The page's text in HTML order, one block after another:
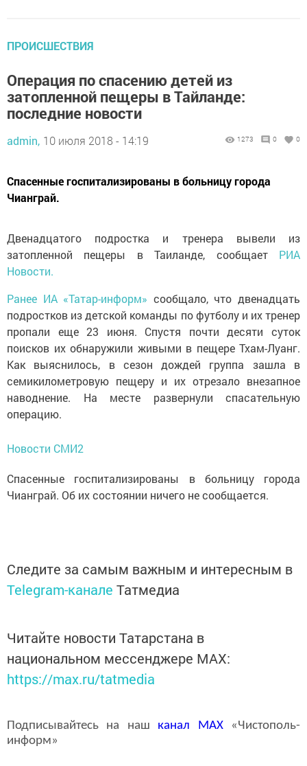
ПРОИСШЕСТВИЯ
Операция по спасению детей из
затопленной пещеры в Тайланде:
последние новости
admin, 10 июля 2018 - 14:19 1273 0 0
Спасенные госпитализированы в больницу города
Чианграй.
Двенадцатого подростка и тренера вывели из
затопленной пещеры в Таиланде, сообщает РИА
Новости.
Ранее ИА «Татар-информ» сообщало, что двенадцать
подростков из детской команды по футболу и их тренер
пропали еще 23 июня. Спустя почти десяти суток
поисков их обнаружили живыми в пещере Тхам-Луанг.
Как выяснилось, в сезон дождей группа зашла в
семикилометровую пещеру и их отрезало внезапное
наводнение. На месте развернули спасательную
операцию.
Новости СМИ2
Спасенные госпитализированы в больницу города
Чианграй. Об их состоянии ничего не сообщается.
Следите за самым важным и интересным в
Telegram-канале Татмедиа
Читайте новости Татарстана в
национальном мессенджере MАХ:
https://max.ru/tatmedia
Подписывайтесь на наш канал MAX«Чистополь-
информ»